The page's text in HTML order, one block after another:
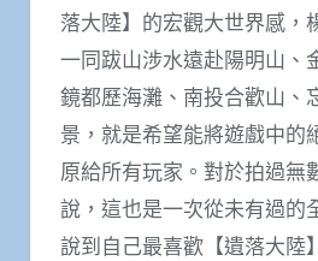
落大陸】的宏觀大世界感，
一同跋山涉水遠赴陽明山、
鏡都歷海灘、南投合歡山、
景，就是希望能將遊戲中的
原給所有玩家。對於拍過無
說，這也是一次從未有過的
說到自己最喜歡【遺落大陸